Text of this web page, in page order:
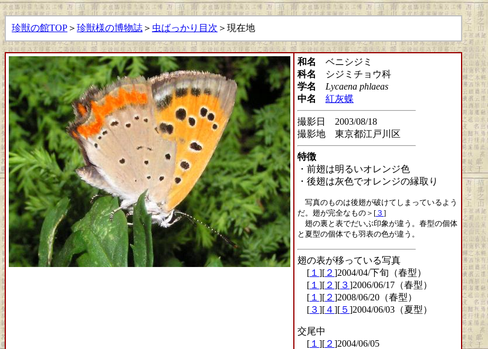
珍獣の館TOP ＞ 珍獣様の博物誌 ＞ 虫ばっかり目次 ＞現在地
和名
ベニシジミ
科名
シジミチョウ科
学名
Lycaena phlaeas
中名
紅灰蝶
撮影日 2003/08/18
撮影地 東京都江戸川区
特徴
・前翅は明るいオレンジ色
・後翅は灰色でオレンジの縁取り
写真のものは後翅が破けてしまっているよう
だ。翅が完全なもの＞[ ３ ]
翅の裏と表でだいぶ印象が違う。春型の個体
と夏型の個体でも羽表の色が違う。
翅の表が移っている写真
[ １ ][ ２ ]2004/04/下旬（春型）
[ １ ][ ２ ][ ３]2006/06/17（春型）
[ １ ][ ２ ]2008/06/20（春型）
[ ３][４][ ５ ]2004/06/03（夏型）
交尾中
[ １ ][ ２ ]2004/06/05